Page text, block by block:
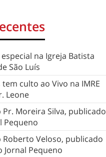
na Igreja Batista
São Luís
tem culto ao Vivo na IMRE
Leone
Pr. Moreira Silva, publicado
Pequeno
Roberto Veloso, publicado
Jornal Pequeno